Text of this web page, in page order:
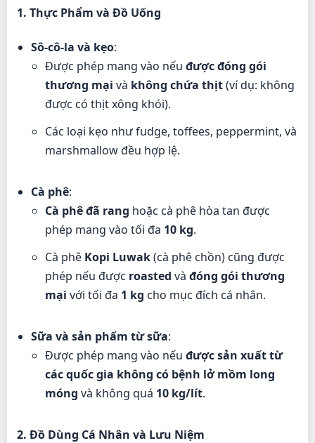
1. Thực Phẩm và Đồ Uống
Sô-cô-la và kẹo:
Được phép mang vào nếu được đóng gói
thương mại và không chứa thịt(ví dụ: không
được có thịt xông khói).
Các loại kẹo như fudge, toffees, peppermint, và
marshmallow đều hợp lệ.
Cà phê:
Cà phê đã rang hoặc cà phê hòa tan được
phép mang vào tối đa 10 kg.
Cà phê Kopi Luwak(cà phê chồn) cũng được
phép nếu được roasted và đóng gói thương
mại với tối đa 1 kg cho mục đích cá nhân.
Sữa và sản phẩm từ sữa:
Được phép mang vào nếu được sản xuất từ
các quốc gia không có bệnh lở mồm long
móng và không quá 10 kg/lít.
2. Đồ Dùng Cá Nhân và Lưu Niệm